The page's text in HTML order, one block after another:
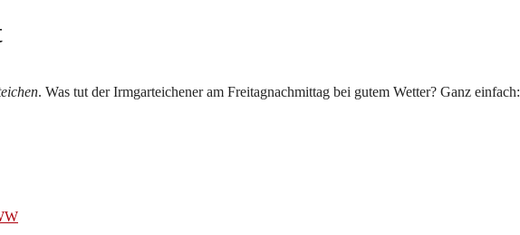
. Was tut der Irmgarteichener am Freitagnachmittag bei gutem Wetter? Ganz einfach: